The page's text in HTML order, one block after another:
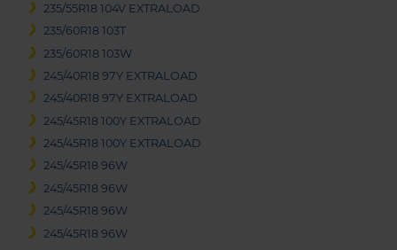
235/55R18 104V EXTRALOAD
235/60R18 103T
235/60R18 103W
245/40R18 97Y EXTRALOAD
245/40R18 97Y EXTRALOAD
245/45R18 100Y EXTRALOAD
245/45R18 100Y EXTRALOAD
245/45R18 96W
245/45R18 96W
245/45R18 96W
245/45R18 96W